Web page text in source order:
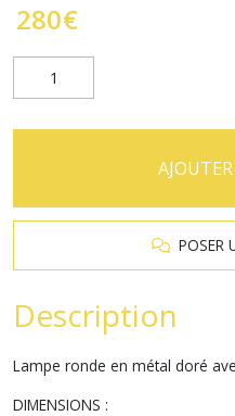
280€
POSER
Description
Lampe ronde en métal doré
DIMENSIONS :